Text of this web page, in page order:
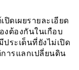
ปิดเผยรายละเอียด
ต้องกันในเกือบ
ระเด็นที่ยังไม่เปิด
การแลกเปลี่ยนดิน